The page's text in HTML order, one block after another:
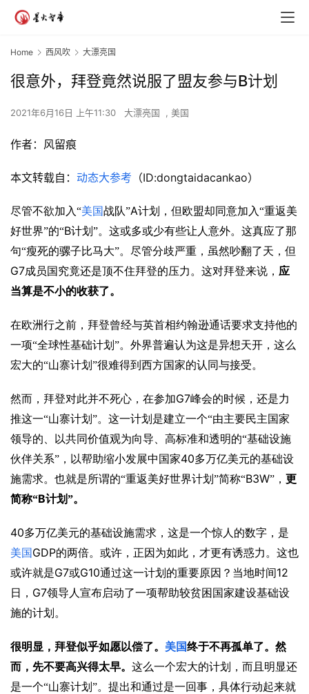
Home 西风吹 大漂亮国
很意外，拜登竟然说服了盟友参与B计划
2021年6月16日 上午11:30 大漂亮国 , 美国
作者：风留痕
本文转载自： 动态大参考 （ID:dongtaidacankao）
尽管不欲加入“美国战队”A计划，但欧盟却同意加入“重返美
好世界”的“B计划”。这或多或少有些让人意外。这真应了那
句“瘦死的骡子比马大”。尽管分歧严重，虽然吵翻了天，但
G7成员国究竟还是顶不住拜登的压力。这对拜登来说， 应
当算是不小的收获了。
在欧洲行之前，拜登曾经与英首相约翰逊通话要求支持他的
一项“全球性基础计划”。外界普遍认为这是异想天开，这么
宏大的“山寨计划”很难得到西方国家的认同与接受。
然而，拜登对此并不死心，在参加G7峰会的时候，还是力
推这一“山寨计划”。这一计划是建立一个“由主要民主国家
领导的、以共同价值观为向导、高标准和透明的“基础设施
伙伴关系”，以帮助缩小发展中国家40多万亿美元的基础设
施需求。也就是所谓的“重返美好世界计划”简称“B3W”， 更
简称“B计划”。
40多万亿美元的基础设施需求，这是一个惊人的数字，是
美国 GDP的两倍。或许，正因为如此，才更有诱惑力。这也
或许就是G7或G10通过这一计划的重要原因？当地时间12
日， G7领导人宣布启动了一项帮助较贫困国家建设基础设
施的计划。
很明显，拜登似乎如愿以偿了。 美国终于不再孤单了。然
而，先不要高兴得太早。 这么一个宏大的计划，而且明显还
是一个“山寨计划”。提出和通过是一回事，具体行动起来就